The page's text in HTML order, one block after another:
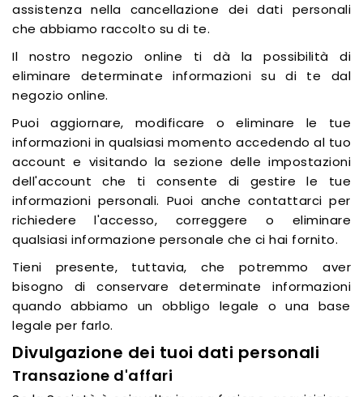
assistenza nella cancellazione dei dati personali
che abbiamo raccolto su di te.
Il nostro negozio online ti dà la possibilità di
eliminare determinate informazioni su di te dal
negozio online.
Puoi aggiornare, modificare o eliminare le tue
informazioni in qualsiasi momento accedendo al tuo
account e visitando la sezione delle impostazioni
dell'account che ti consente di gestire le tue
informazioni personali. Puoi anche contattarci per
richiedere l'accesso, correggere o eliminare
qualsiasi informazione personale che ci hai fornito.
Tieni presente, tuttavia, che potremmo aver
bisogno di conservare determinate informazioni
quando abbiamo un obbligo legale o una base
legale per farlo.
Divulgazione dei tuoi dati personali
Transazione d'affari